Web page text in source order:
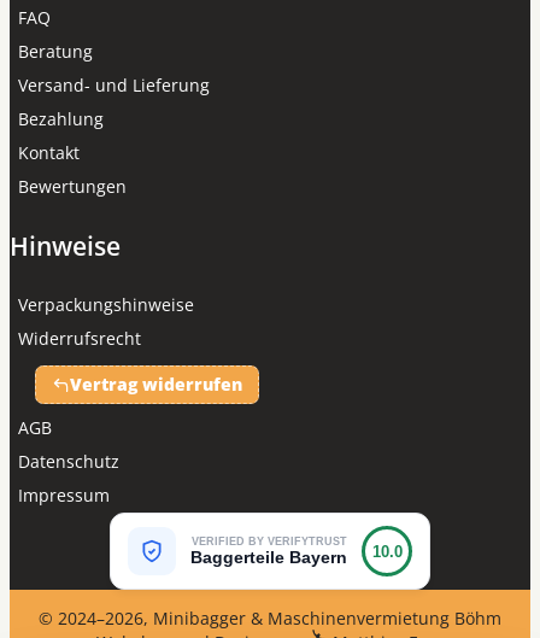
FAQ
Beratung
Versand- und Lieferung
Bezahlung
Kontakt
Bewertungen
Hinweise
Verpackungshinweise
Widerrufsrecht
Vertrag widerrufen
AGB
Datenschutz
Impressum
VERIFIED BY VERIFYTRUST
Baggerteile Bayern 10.0
© 2024–2026, Minibagger & Maschinenvermietung Böhm